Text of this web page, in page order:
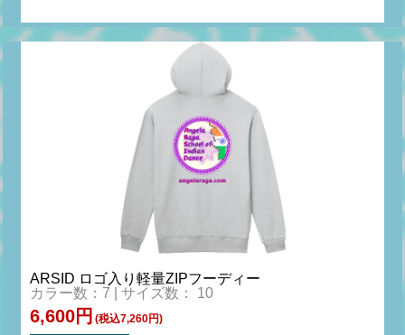
ARSID ロゴ入り軽量ZIPフーディー
カラー数：7 | サイズ数： 10
6,600円 (税込7,260円)